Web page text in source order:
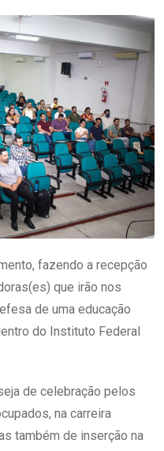
fazendo a recepção
que irão nos
de uma educação
do Instituto Federal
de celebração pelos
na carreira
também de inserção na